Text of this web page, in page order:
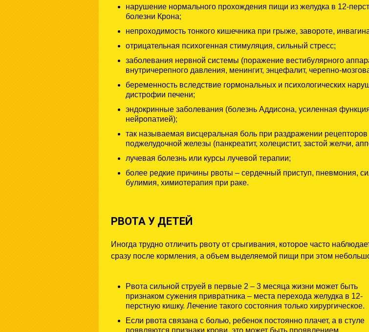
нарушение нормального прохождения пищи из желудка в 12-
болезни Крона;
непроходимость тонкого кишечника при грыже, завороте,
отрицательная психогенная стимуляция, сильный стресс;
заболевания нервной системы (поражение вестибулярного
внутричерепного давления, менингит, энцефалит, черепно-
беременность вследствие гормональных и психологических
дистрофии печени;
эндокринные заболевания (болезнь Аддисона, усиленная
нейропатией);
так называемая висцеральная боль при раздражении
поджелудочной железы (панкреатит, холецистит, застой желчи,
лучевая болезнь или курсы лучевой терапии;
более редкие причины рвоты – сердечный приступ, пневмония,
булимия, химиотерапия при раке.
РВОТА У ДЕТЕЙ
Иногда трудно отличить рвоту от срыгивания, которое часто
сразу после кормления, а объем выделяемой пищи при этом
Рвота сильной струей в первые 2 – 3 месяца жизни может быть
признаком сужения привратника – места перехода желудка в 12-
перстную кишку. Лечение такого состояния только хирургическое.
Если рвота связана с болью, ребенок постоянно плачет, а в стуле
появляются признаки крови, это может быть проявлением